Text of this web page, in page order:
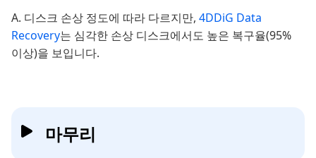
A. 디스크 손상 정도에 따라 다르지만, 4DDiG Data
Recovery는 심각한 손상 디스크에서도 높은 복구율(95%
이상)을 보입니다.
마무리